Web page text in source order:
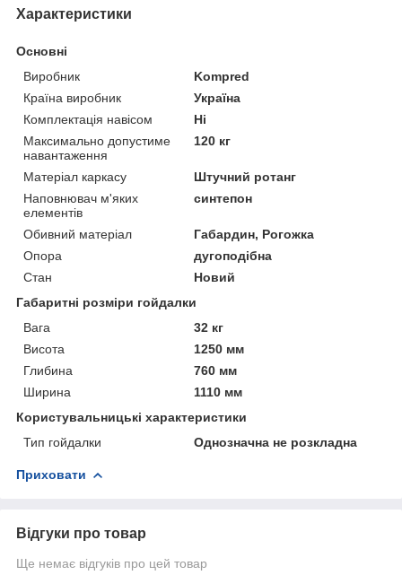
Характеристики
Основні
Виробник
Kompred
Країна виробник
Україна
Комплектація навісом
Ні
Максимально допустиме
навантаження
120 кг
Матеріал каркасу
Штучний ротанг
Наповнювач м'яких
елементів
синтепон
Обивний матеріал
Габардин, Рогожка
Опора
дугоподібна
Стан
Новий
Габаритні розміри гойдалки
Вага
32 кг
Висота
1250 мм
Глибина
760 мм
Ширина
1110 мм
Користувальницькі характеристики
Тип гойдалки
Однозначна не розкладна
Приховати
Відгуки про товар
Ще немає відгуків про цей товар